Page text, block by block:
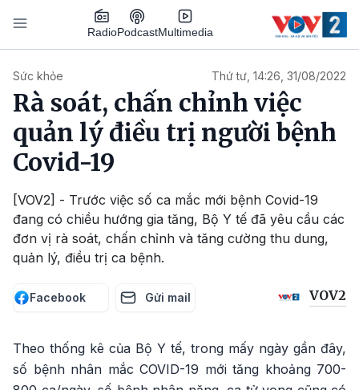
Nhảy đến nội dung
RadioPodcastMultimedia
Sức khỏe Thứ tư, 14:26, 31/08/2022
Rà soát, chấn chỉnh việc
quản lý điều trị người bệnh
Covid-19
[VOV2] - Trước việc số ca mắc mới bệnh Covid-19
đang có chiều hướng gia tăng, Bộ Y tế đã yêu cầu các
đơn vị rà soát, chấn chỉnh và tăng cường thu dung,
quản lý, điều trị ca bệnh.
Facebook Gửi mail VOV2
Theo thống kê của Bộ Y tế, trong mấy ngày gần đây,
số bệnh nhân mắc COVID-19 mới tăng khoảng 700-